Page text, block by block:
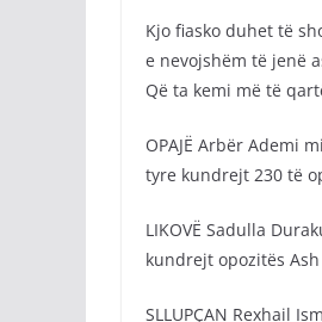
Kjo fiasko duhet të
e nevojshëm të jenë
Që ta kemi më të
OPAJË Arbër Ademi
tyre kundrejt 230 të
LIKOVË Sadulla
kundrejt opozitës
SLLUPÇAN Rexhail